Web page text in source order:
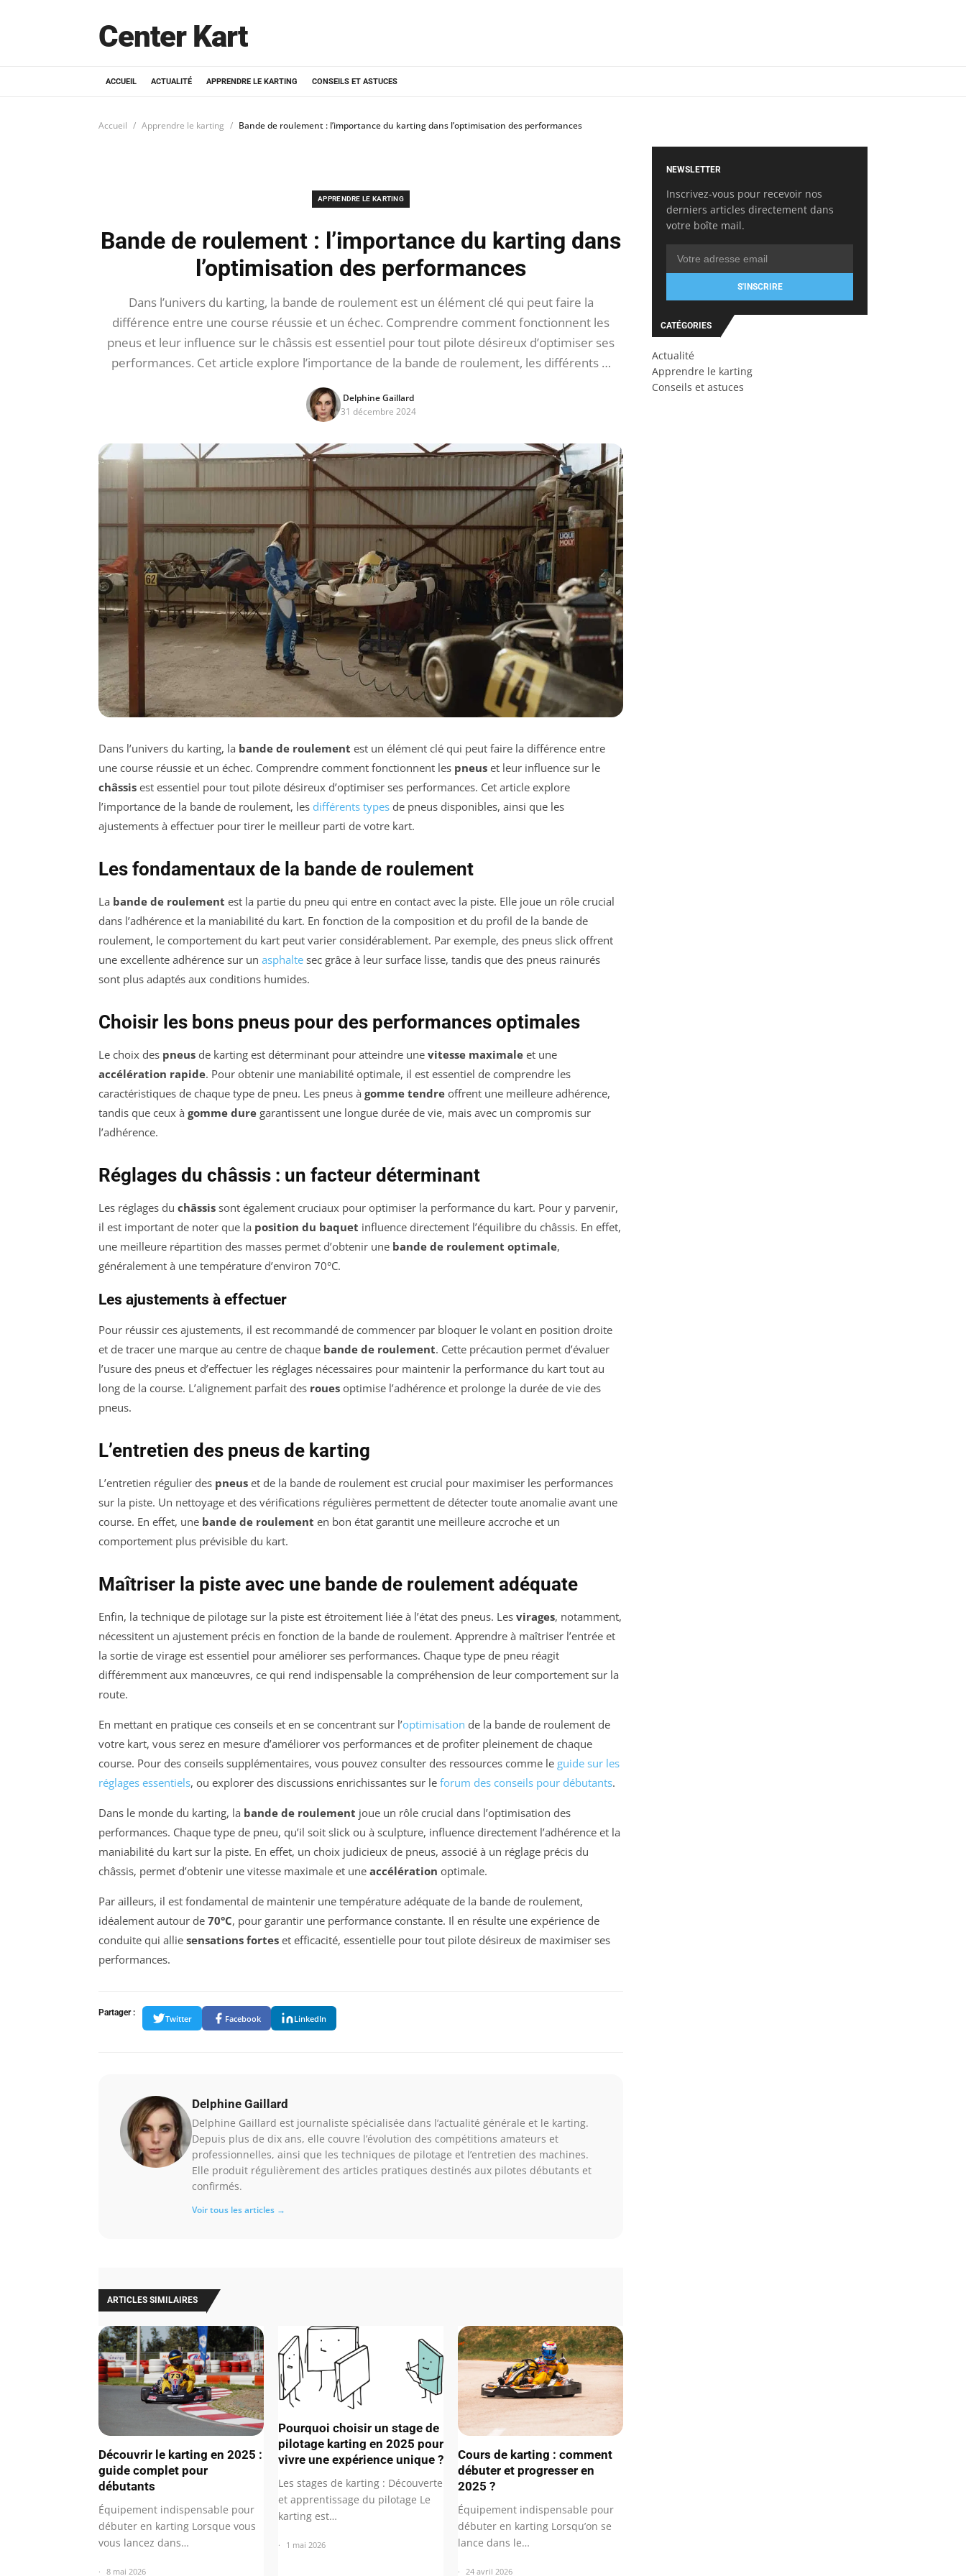
Center Kart
ACCUEIL ACTUALITÉ APPRENDRE LE KARTING CONSEILS ET ASTUCES
Accueil Apprendre le karting Bande de roulement : l’importance du karting dans l’optimisation des performances
APPRENDRE LE KARTING
Bande de roulement : l’importance du karting dans
l’optimisation des performances
Dans l’univers du karting, la bande de roulement est un élément clé qui peut faire la
différence entre une course réussie et un échec. Comprendre comment fonctionnent les
pneus et leur influence sur le châssis est essentiel pour tout pilote désireux d’optimiser ses
performances. Cet article explore l’importance de la bande de roulement, les différents …
Delphine Gaillard
31 décembre 2024
Dans l’univers du karting, la bande de roulement est un élément clé qui peut faire la différence entre
une course réussie et un échec. Comprendre comment fonctionnent les pneus et leur influence sur le
châssis est essentiel pour tout pilote désireux d’optimiser ses performances. Cet article explore
l’importance de la bande de roulement, les différents types de pneus disponibles, ainsi que les
ajustements à effectuer pour tirer le meilleur parti de votre kart.
Les fondamentaux de la bande de roulement
La bande de roulement est la partie du pneu qui entre en contact avec la piste. Elle joue un rôle crucial
dans l’adhérence et la maniabilité du kart. En fonction de la composition et du profil de la bande de
roulement, le comportement du kart peut varier considérablement. Par exemple, des pneus slick offrent
une excellente adhérence sur un asphalte sec grâce à leur surface lisse, tandis que des pneus rainurés
sont plus adaptés aux conditions humides.
Choisir les bons pneus pour des performances optimales
Le choix des pneus de karting est déterminant pour atteindre une vitesse maximale et une
accélération rapide. Pour obtenir une maniabilité optimale, il est essentiel de comprendre les
caractéristiques de chaque type de pneu. Les pneus à gomme tendre offrent une meilleure adhérence,
tandis que ceux à gomme dure garantissent une longue durée de vie, mais avec un compromis sur
l’adhérence.
Réglages du châssis : un facteur déterminant
Les réglages du châssis sont également cruciaux pour optimiser la performance du kart. Pour y parvenir,
il est important de noter que la position du baquet influence directement l’équilibre du châssis. En effet,
une meilleure répartition des masses permet d’obtenir une bande de roulement optimale,
généralement à une température d’environ 70°C.
Les ajustements à effectuer
Pour réussir ces ajustements, il est recommandé de commencer par bloquer le volant en position droite
et de tracer une marque au centre de chaque bande de roulement. Cette précaution permet d’évaluer
l’usure des pneus et d’effectuer les réglages nécessaires pour maintenir la performance du kart tout au
long de la course. L’alignement parfait des roues optimise l’adhérence et prolonge la durée de vie des
pneus.
L’entretien des pneus de karting
L’entretien régulier des pneus et de la bande de roulement est crucial pour maximiser les performances
sur la piste. Un nettoyage et des vérifications régulières permettent de détecter toute anomalie avant une
course. En effet, une bande de roulement en bon état garantit une meilleure accroche et un
comportement plus prévisible du kart.
Maîtriser la piste avec une bande de roulement adéquate
Enfin, la technique de pilotage sur la piste est étroitement liée à l’état des pneus. Les virages, notamment,
nécessitent un ajustement précis en fonction de la bande de roulement. Apprendre à maîtriser l’entrée et
la sortie de virage est essentiel pour améliorer ses performances. Chaque type de pneu réagit
différemment aux manœuvres, ce qui rend indispensable la compréhension de leur comportement sur la
route.
En mettant en pratique ces conseils et en se concentrant sur l’optimisation de la bande de roulement de
votre kart, vous serez en mesure d’améliorer vos performances et de profiter pleinement de chaque
course. Pour des conseils supplémentaires, vous pouvez consulter des ressources comme le guide sur les
réglages essentiels, ou explorer des discussions enrichissantes sur le forum des conseils pour débutants.
Dans le monde du karting, la bande de roulement joue un rôle crucial dans l’optimisation des
performances. Chaque type de pneu, qu’il soit slick ou à sculpture, influence directement l’adhérence et la
maniabilité du kart sur la piste. En effet, un choix judicieux de pneus, associé à un réglage précis du
châssis, permet d’obtenir une vitesse maximale et une accélération optimale.
Par ailleurs, il est fondamental de maintenir une température adéquate de la bande de roulement,
idéalement autour de 70°C, pour garantir une performance constante. Il en résulte une expérience de
conduite qui allie sensations fortes et efficacité, essentielle pour tout pilote désireux de maximiser ses
performances.
Partager :
Twitter Facebook LinkedIn
Delphine Gaillard
Delphine Gaillard est journaliste spécialisée dans l’actualité générale et le karting.
Depuis plus de dix ans, elle couvre l’évolution des compétitions amateurs et
professionnelles, ainsi que les techniques de pilotage et l’entretien des machines.
Elle produit régulièrement des articles pratiques destinés aux pilotes débutants et
confirmés.
Voir tous les articles →
ARTICLES SIMILAIRES
Découvrir le karting en 2025 :
guide complet pour
débutants
Équipement indispensable pour
débuter en karting Lorsque vous
vous lancez dans…
8 mai 2026
Pourquoi choisir un stage de
pilotage karting en 2025 pour
vivre une expérience unique ?
Les stages de karting : Découverte
et apprentissage du pilotage Le
karting est…
1 mai 2026
Cours de karting : comment
débuter et progresser en
2025 ?
Équipement indispensable pour
débuter en karting Lorsqu’on se
lance dans le…
24 avril 2026
NEWSLETTER
Inscrivez-vous pour recevoir nos
derniers articles directement dans
votre boîte mail.
S'INSCRIRE
CATÉGORIES
Actualité
Apprendre le karting
Conseils et astuces